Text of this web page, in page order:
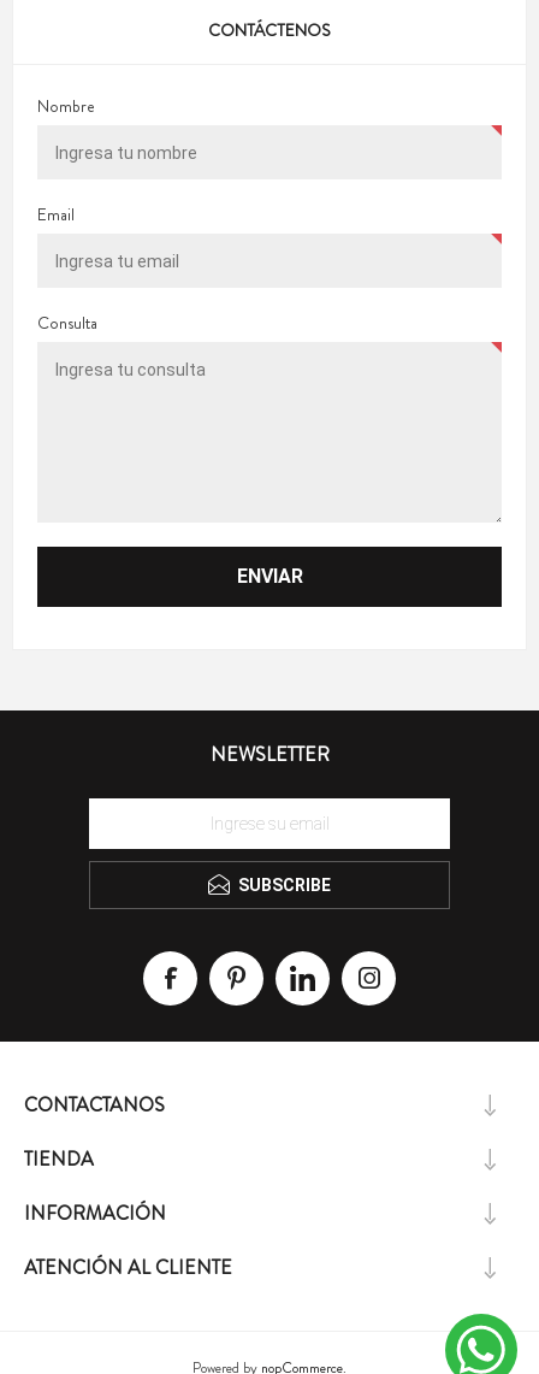
CONTÁCTENOS
Nombre
Email
Consulta
NEWSLETTER
SUBSCRIBE
CONTACTANOS
TIENDA
INFORMACIÓN
ATENCIÓN AL CLIENTE
Powered by nopCommerce.